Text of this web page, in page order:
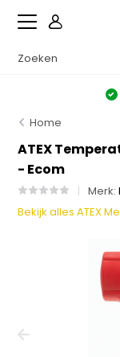
Home
ATEX
- Ecom
Merk:
Bekijk alles ATEX